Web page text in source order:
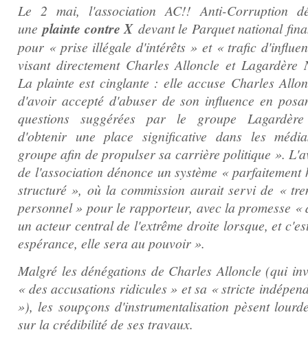
Le 2 mai, l'association AC!! Anti-Corruption
uneplainte contre Xdevant le Parquet national
pour « prise illégale d'intérêts » et « trafic
visant directement Charles Alloncle et Lagardère
La plainte est cinglante : elle accuse Charles
d'avoir accepté d'abuser de son influence en
questions suggérées par le groupe
d'obtenir une place significative dans les
groupe afin de propulser sa carrière politique ».
de l'association dénonce un système « parfaitement
structuré », où la commission aurait servi de «
personnel » pour le rapporteur, avec la promesse «
un acteur central de l'extrême droite lorsque, et
espérance, elle sera au pouvoir ».
Malgré les dénégations de Charles Alloncle (qui
« des accusations ridicules » et sa « stricte
»), les soupçons d'instrumentalisation pèsent
sur la crédibilité de ses travaux.